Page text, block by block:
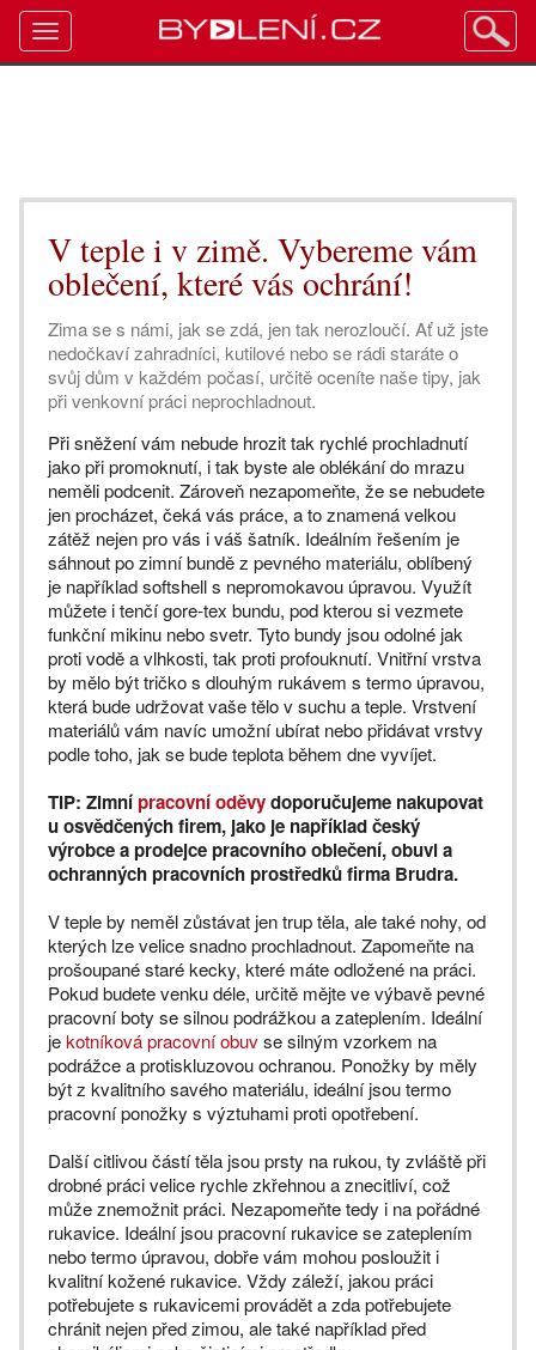
V teple i v zimě. Vybereme vám
oblečení, které vás ochrání!
Zima se s námi, jak se zdá, jen tak nerozloučí. Ať už jste
nedočkaví zahradníci, kutilové nebo se rádi staráte o
svůj dům v každém počasí, určitě oceníte naše tipy, jak
při venkovní práci neprochladnout.
Při sněžení vám nebude hrozit tak rychlé prochladnutí
jako při promoknutí, i tak byste ale oblékání do mrazu
neměli podcenit. Zároveň nezapomeňte, že se nebudete
jen procházet, čeká vás práce, a to znamená velkou
zátěž nejen pro vás i váš šatník. Ideálním řešením je
sáhnout po zimní bundě z pevného materiálu, oblíbený
je například softshell s nepromokavou úpravou. Využít
můžete i tenčí gore-tex bundu, pod kterou si vezmete
funkční mikinu nebo svetr. Tyto bundy jsou odolné jak
proti vodě a vlhkosti, tak proti profouknutí. Vnitřní vrstva
by mělo být tričko s dlouhým rukávem s termo úpravou,
která bude udržovat vaše tělo v suchu a teple. Vrstvení
materiálů vám navíc umožní ubírat nebo přidávat vrstvy
podle toho, jak se bude teplota během dne vyvíjet.
TIP: Zimnípracovní oděvydoporučujeme nakupovat
u osvědčených firem, jako je například český
výrobce a prodejce pracovního oblečení, obuvi a
ochranných pracovních prostředků firma Brudra.
V teple by neměl zůstávat jen trup těla, ale také nohy, od
kterých lze velice snadno prochladnout. Zapomeňte na
prošoupané staré kecky, které máte odložené na práci.
Pokud budete venku déle, určitě mějte ve výbavě pevné
pracovní boty se silnou podrážkou a zateplením. Ideální
jekotníková pracovní obuvse silným vzorkem na
podrážce a protiskluzovou ochranou. Ponožky by měly
být z kvalitního savého materiálu, ideální jsou termo
pracovní ponožky s výztuhami proti opotřebení.
Další citlivou částí těla jsou prsty na rukou, ty zvláště při
drobné práci velice rychle zkřehnou a znecitliví, což
může znemožnit práci. Nezapomeňte tedy i na pořádné
rukavice. Ideální jsou pracovní rukavice se zateplením
nebo termo úpravou, dobře vám mohou posloužit i
kvalitní kožené rukavice. Vždy záleží, jakou práci
potřebujete s rukavicemi provádět a zda potřebujete
chránit nejen před zimou, ale také například před
Toggle
navigation